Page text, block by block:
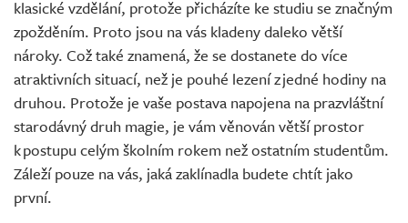
klasické vzdělání, protože přicházíte ke studiu se značným
zpožděním. Proto jsou na vás kladeny daleko větší
nároky. Což také znamená, že se dostanete do více
atraktivních situací, než je pouhé lezení z jedné hodiny na
druhou. Protože je vaše postava napojena na prazvláštní
starodávný druh magie, je vám věnován větší prostor
k postupu celým školním rokem než ostatním studentům.
Záleží pouze na vás, jaká zaklínadla budete chtít jako
první.